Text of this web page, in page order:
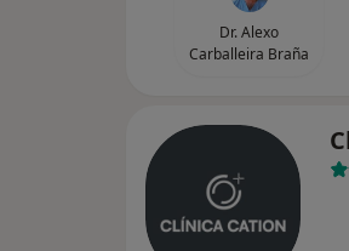
Dr. Alexo
Carballeira Braña